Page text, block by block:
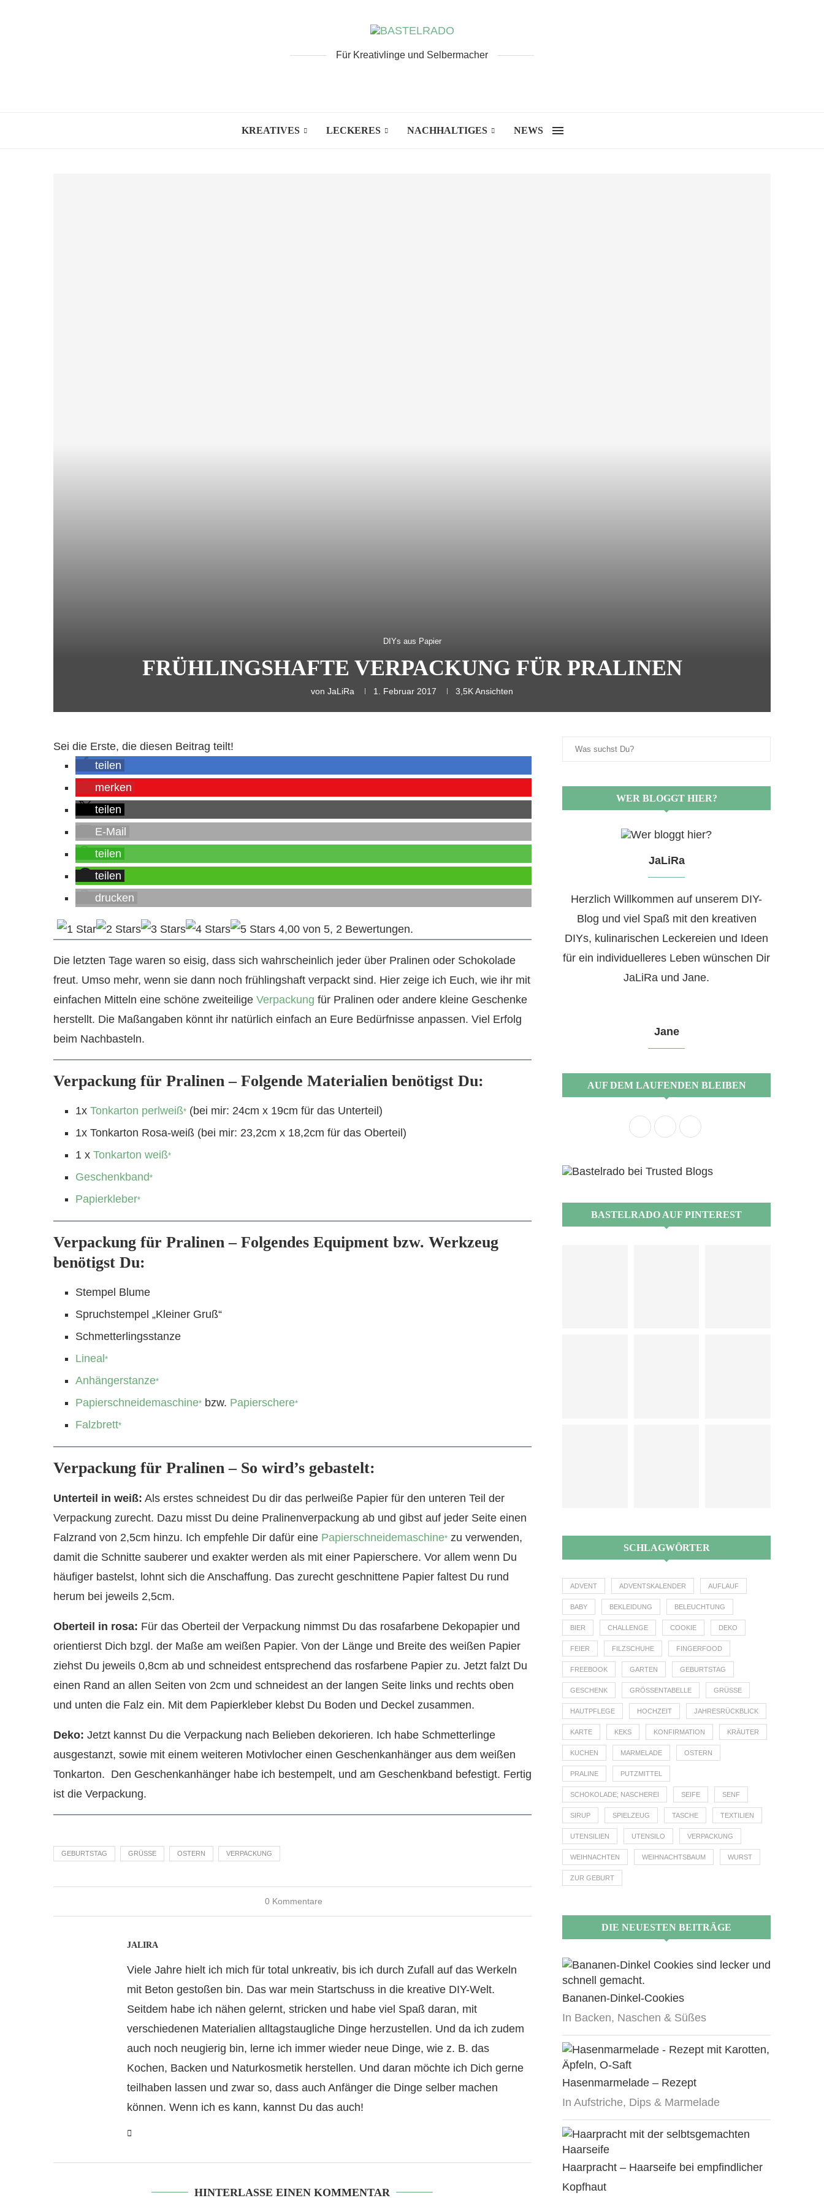
Für Kreativlinge und Selbermacher
KREATIVES LECKERES NACHHALTIGES NEWS
DIYs aus Papier
FRÜHLINGSHAFTE VERPACKUNG FÜR PRALINEN
von JaLiRa 1. Februar 2017 3,5KAnsichten
Sei die Erste, die diesen Beitrag teilt!
teilen
merken
teilen
E-Mail
teilen
teilen
drucken
4,00 von 5, 2 Bewertungen.
Die letzten Tage waren so eisig, dass sich wahrscheinlich jeder über Pralinen oder Schokolade
freut. Umso mehr, wenn sie dann noch frühlingshaft verpackt sind. Hier zeige ich Euch, wie ihr mit
einfachen Mitteln eine schöne zweiteilige Verpackung für Pralinen oder andere kleine Geschenke
herstellt. Die Maßangaben könnt ihr natürlich einfach an Eure Bedürfnisse anpassen. Viel Erfolg
beim Nachbasteln.
Verpackung für Pralinen – Folgende Materialien benötigst Du:
1x Tonkarton perlweiß* (bei mir: 24cm x 19cm für das Unterteil)
1x Tonkarton Rosa-weiß (bei mir: 23,2cm x 18,2cm für das Oberteil)
1 x Tonkarton weiß*
Geschenkband*
Papierkleber*
Verpackung für Pralinen – Folgendes Equipment bzw. Werkzeug
benötigst Du:
Stempel Blume
Spruchstempel „Kleiner Gruß“
Schmetterlingsstanze
Lineal*
Anhängerstanze*
Papierschneidemaschine* bzw. Papierschere*
Falzbrett*
Verpackung für Pralinen – So wird’s gebastelt:
Unterteil in weiß: Als erstes schneidest Du dir das perlweiße Papier für den unteren Teil der
Verpackung zurecht. Dazu misst Du deine Pralinenverpackung ab und gibst auf jeder Seite einen
Falzrand von 2,5cm hinzu. Ich empfehle Dir dafür eine Papierschneidemaschine* zu verwenden,
damit die Schnitte sauberer und exakter werden als mit einer Papierschere. Vor allem wenn Du
häufiger bastelst, lohnt sich die Anschaffung. Das zurecht geschnittene Papier faltest Du rund
herum bei jeweils 2,5cm.
Oberteil in rosa: Für das Oberteil der Verpackung nimmst Du das rosafarbene Dekopapier und
orientierst Dich bzgl. der Maße am weißen Papier. Von der Länge und Breite des weißen Papier
ziehst Du jeweils 0,8cm ab und schneidest entsprechend das rosfarbene Papier zu. Jetzt falzt Du
einen Rand an allen Seiten von 2cm und schneidest an der langen Seite links und rechts oben
und unten die Falz ein. Mit dem Papierkleber klebst Du Boden und Deckel zusammen.
Deko: Jetzt kannst Du die Verpackung nach Belieben dekorieren. Ich habe Schmetterlinge
ausgestanzt, sowie mit einem weiteren Motivlocher einen Geschenkanhänger aus dem weißen
Tonkarton. Den Geschenkanhänger habe ich bestempelt, und am Geschenkband befestigt. Fertig
ist die Verpackung.
GEBURTSTAG GRÜSSE OSTERN VERPACKUNG
0 Kommentare
JALIRA
Viele Jahre hielt ich mich für total unkreativ, bis ich durch Zufall auf das Werkeln
mit Beton gestoßen bin. Das war mein Startschuss in die kreative DIY-Welt.
Seitdem habe ich nähen gelernt, stricken und habe viel Spaß daran, mit
verschiedenen Materialien alltagstaugliche Dinge herzustellen. Und da ich zudem
auch noch neugierig bin, lerne ich immer wieder neue Dinge, wie z. B. das
Kochen, Backen und Naturkosmetik herstellen. Und daran möchte ich Dich gerne
teilhaben lassen und zwar so, dass auch Anfänger die Dinge selber machen
können. Wenn ich es kann, kannst Du das auch!
HINTERLASSE EINEN KOMMENTAR
WER BLOGGT HIER?
JaLiRa
Herzlich Willkommen auf unserem DIY-
Blog und viel Spaß mit den kreativen
DIYs, kulinarischen Leckereien und Ideen
für ein individuelleres Leben wünschen Dir
JaLiRa und Jane.
Jane
AUF DEM LAUFENDEN BLEIBEN
BASTELRADO AUF PINTEREST
SCHLAGWÖRTER
ADVENT ADVENTSKALENDER AUFLAUF
BABY BEKLEIDUNG BELEUCHTUNG
BIER CHALLENGE COOKIE DEKO
FEIER FILZSCHUHE FINGERFOOD
FREEBOOK GARTEN GEBURTSTAG
GESCHENK GRÖSSENTABELLE GRÜSSE
HAUTPFLEGE HOCHZEIT JAHRESRÜCKBLICK
KARTE KEKS KONFIRMATION KRÄUTER
KUCHEN MARMELADE OSTERN
PRALINE PUTZMITTEL
SCHOKOLADE; NASCHEREI SEIFE SENF
SIRUP SPIELZEUG TASCHE TEXTILIEN
UTENSILIEN UTENSILO VERPACKUNG
WEIHNACHTEN WEIHNACHTSBAUM WURST
ZUR GEBURT
DIE NEUESTEN BEITRÄGE
Bananen-Dinkel-Cookies
In Backen, Naschen & Süßes
Hasenmarmelade – Rezept
In Aufstriche, Dips & Marmelade
Haarpracht – Haarseife bei empfindlicher
Kopfhaut